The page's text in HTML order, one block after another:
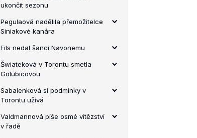
ukončit sezonu
Pegulaová nadělila přemožitelce
Siniakové kanára
Fils nedal šanci Navonemu
Šwiateková v Torontu smetla
Golubicovou
Sabalenková si podmínky v
Torontu užívá
Valdmannová píše osmé vítězství
v řadě